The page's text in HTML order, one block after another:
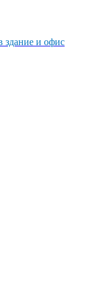
здание и офис